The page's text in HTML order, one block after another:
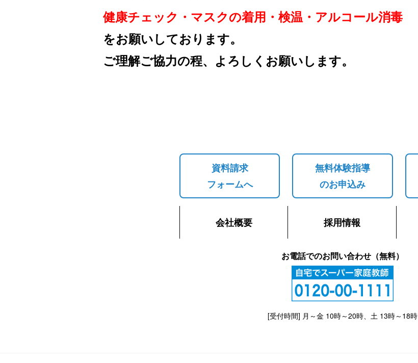
健康チェック・マスクの着用 ・検温・アルコール消毒
をお願いしております。
ご理解ご協力の程、
よろしくお願いします。
資料請求
フォームへ
無料体験指導
のお申込み
会社概要 採用情報
お電話でのお問い合わせ（無料）
[受付時間] 月～金 10時～20時、土 13時～18時